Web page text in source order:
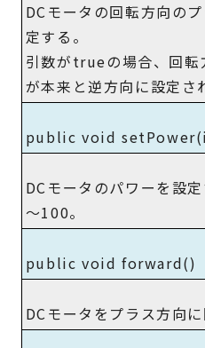
DCモータの回転方向の
定する。
引数がtrueの場合、回転
が本来と逆方向に設定さ
public void
DCモータのパワーを設
～100。
public void forward()
DCモータをプラス方向に